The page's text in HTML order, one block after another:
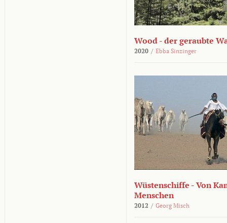
Wood - der geraubte
2020 / Ebba Sinzinger
Wüstenschiffe - Von
Menschen
2012 / Georg Misch